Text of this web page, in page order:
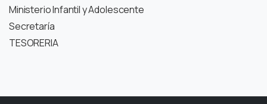
Ministerio Infantil y Adolescente
Secretaría
TESORERIA